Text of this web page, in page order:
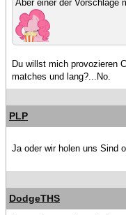
Aber einer der Vorschläge
Du willst mich provozieren
matches und lang?...No.
PLP
Ja oder wir holen uns Sind
DodgeTHS